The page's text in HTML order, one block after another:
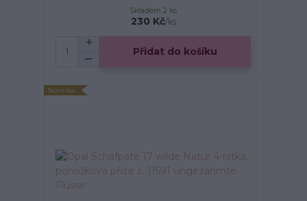
230 Kč/ks
Skladem 2 ks
Přidat do košíku
Novinka